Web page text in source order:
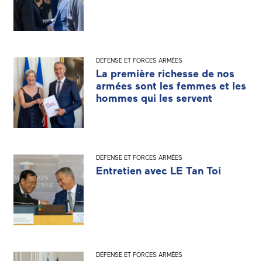
DÉFENSE ET FORCES ARMÉES
La première richesse de nos
armées sont les femmes et les
hommes qui les servent
DÉFENSE ET FORCES ARMÉES
Entretien avec LE Tan Toi
DÉFENSE ET FORCES ARMÉES